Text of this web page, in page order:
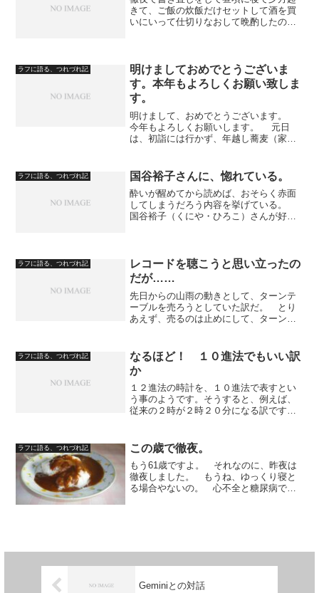
きて、ご飯の炊飯だけセットして酒を買
いにいって仕切りなおして晩酌したので
す。 その睡眠中、変な夢をみ...
ラフに語る、つれづれ記
明けましておめでとうございま
す。本年もよろしくお願い致しま
す。
明けまして、おめでとうございます。
今年もよろしくお願いします。 元日
は、初詣には行かず、年越し蕎麦（家族
レビで民放を見ていたのですが、キーホ
ールテレビは、ログイン...
ラフに語る、つれづれ記 国谷裕子さんに、惚れている。
酔いが醒めてから読めば、おそらく赤面
してしまうだろう内容を挙げている。
国谷裕子（くにや・ひろこ）さんが好き
ある。歳は近い。 聡明で...
ラフに語る、つれづれ記
レコードを聴こうと思い立ったの
だが……
先日からの山雨の動きとして、ターンテ
ーブルを売ろうとしていた訳だ。 とり
あえず、売るのは止めにして、ターンテ
有しているのだが、昔、収っておこうと
して、カバーを固定...
ラフに語る、つれづれ記
なるほど！ １０進法でもいい訳
か
１２進法の時計を、１０進法で表すとい
う事のようです。そうすると、例えば、
従来の２時が２時２０分になる訳です
そうすると違ってくるなぁ。。。どう
も、比率の計算が苦手で、数学...
ラフに語る、つれづれ記 この歳で徹夜。
もう61歳ですよ。 それなのに、昨夜は
徹夜しました。 もうね、ゆっくり寝と
る場合やないの。 心不全と糖尿病で医
Geminiとの対話